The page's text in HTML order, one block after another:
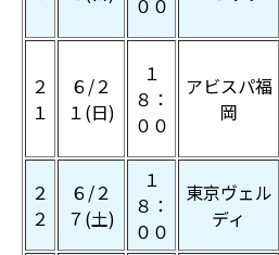
００
２
１
６/２
１(日)
１
８：
００
アビスパ福
岡
２
２
６/２
７(土)
１
８：
００
東京ヴェル
ディ